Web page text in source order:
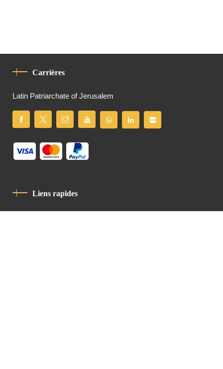
Carrières
Latin Patriarchate of Jerusalem
Liens rapides